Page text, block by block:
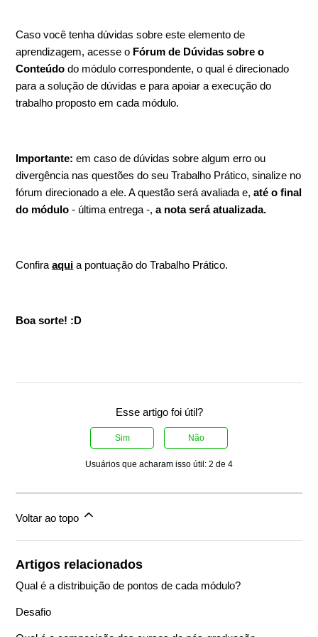
Caso você tenha dúvidas sobre este elemento de
aprendizagem, acesse o Fórum de Dúvidas sobre o
Conteúdodo módulo correspondente, o qual é direcionado
para a solução de dúvidas e para apoiar a execução do
trabalho proposto em cada módulo.
Importante: em caso de dúvidas sobre algum erro ou
divergência nas questões do seu Trabalho Prático, sinalize no
fórum direcionado a ele. A questão será avaliada e,até o final
do módulo - última entrega -, a nota será atualizada.
Confiraaqui a pontuação do Trabalho Prático.
Boa sorte! :D
Esse artigo foi útil?
Sim Não
Usuários que acharam isso útil: 2 de 4
Voltar ao topo
Artigos relacionados
Qual é a distribuição de pontos de cada módulo?
Desafio